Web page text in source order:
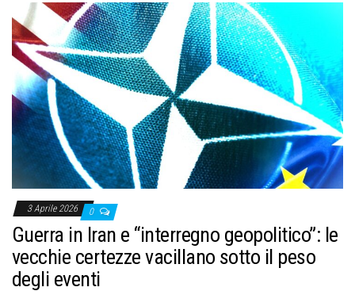
3 Aprile 2026 0
Guerra in Iran e “interregno geopolitico”: le
vecchie certezze vacillano sotto il peso
degli eventi